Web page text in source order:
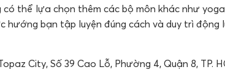
có thể lựa chọn thêm các bộ môn khác như
hướng bạn tập luyện đúng cách và duy trì động
City, Số 39 Cao Lỗ, Phường 4, Quận 8, TP.